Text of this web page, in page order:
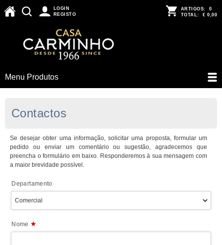
LOGIN
REGISTO
ARTIGOS: 0
TOTAL: € 0,00
Menu Produtos
Contactos
Se desejar obter uma informação, solicitar uma proposta, formular um
pedido ou enviar um comentário ou sugestão, agradecemos que
preencha o formulário em baixo. Responderemos à sua mensagem com
a maior brevidade possível.
Departamento
Nome ★